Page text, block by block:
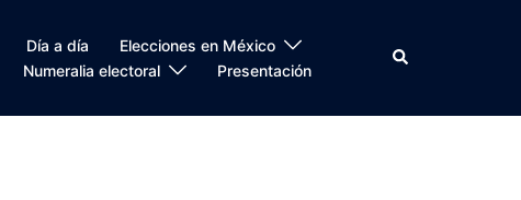
Día a día
Elecciones en México
Numeralia electoral Presentación
Search